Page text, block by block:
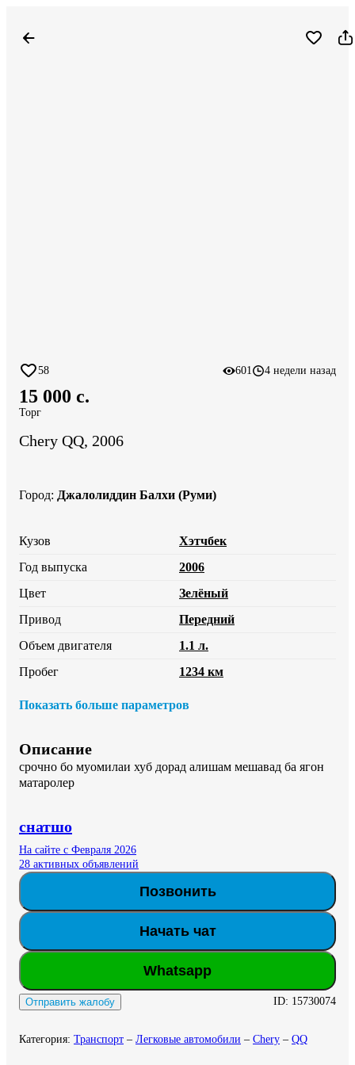
58 601 4 недели назад
15 000 c.
Торг
Chery QQ, 2006
Город: Джалолиддин Балхи (Руми)
Кузов
Хэтчбек
Год выпуска
2006
Цвет
Зелёный
Привод
Передний
Объем двигателя
1.1 л.
Пробег
1234 км
Показать больше параметров
Описание
срочно бо муомилаи хуб дорад алишам мешавад ба ягон
матаролер
снатшо
На сайте с Февраля 2026
28 активных объявлений
Позвонить
Начать чат
Whatsapp
Отправить жалобу ID: 15730074
Категория: Транспорт – Легковые автомобили – Chery – QQ